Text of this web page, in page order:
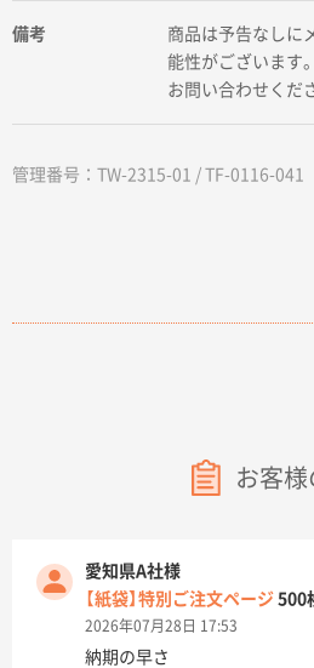
備考
商品は予告なしに
能性がございます
お問い合わせくだ
管理番号：TW-2315-01 / TF-0116-041
お客様
愛知県A社様
【紙袋】特別ご注文ページ 500
2026年07月28日 17:53
納期の早さ